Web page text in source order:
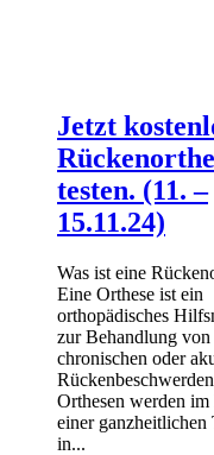
Jetzt
testen. (11. –
15.11.24)
Was ist eine
Eine Orthese ist ein
orthopädisches
zur Behandlung von
chronischen oder
Orthesen werden im
einer ganzheitlichen
in...